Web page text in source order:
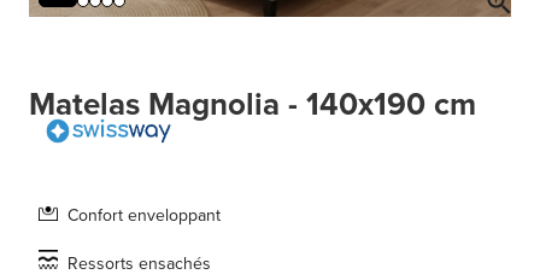
Matelas Magnolia - 140x190 cm
Confort enveloppant
Ressorts ensachés